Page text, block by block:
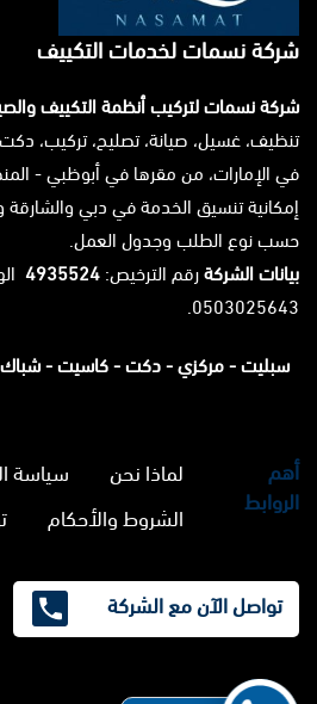
شركة نسمات لخدمات التكييف
شركة نسمات لتركيب أنظمة التكييف
تنظيف، غسيل، صيانة، تصليح، تركيب،
في الإمارات، من مقرها في أبوظبي -
إمكانية تنسيق الخدمة في دبي والشارقة
حسب نوع الطلب وجدول العمل.
بيانات الشركةرقم الترخيص: 4935524
0503025643.
سبليت -مركزي -دكت -كاسيت -
أهم
الروابط
لماذا نحن
سياسة
الشروط والأحكام
تواصل الآن مع الشركة